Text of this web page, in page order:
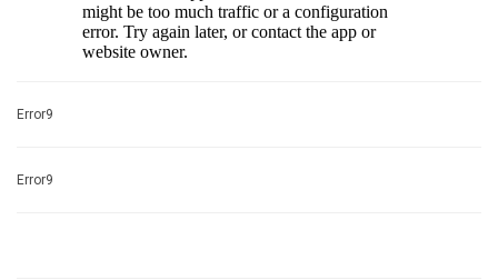
Error9
Error9